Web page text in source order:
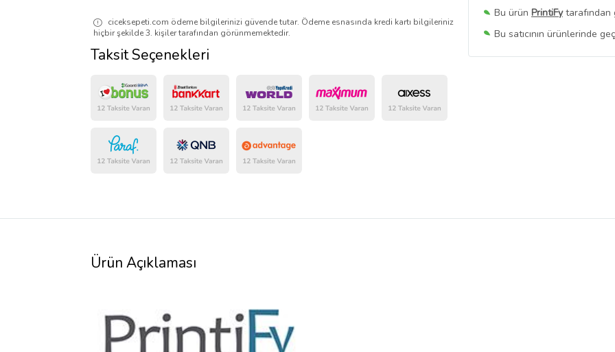
Bu ürün PrintiFytarafından
Bu satıcının ürünlerinde
Bu SatıcınınTüm
ciceksepeti.com ödeme bilgilerinizi güvende tutar. Ödeme esnasında kredi kartı bilgileriniz
hiçbir şekilde 3. kişiler tarafından görünmemektedir.
Taksit Seçenekleri
Ürün Açıklaması